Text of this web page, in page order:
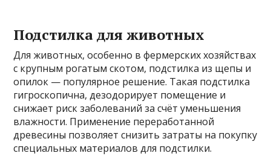
Подстилка для животных
Для животных, особенно в фермерских хозяйствах
с крупным рогатым скотом, подстилка из щепы и
опилок — популярное решение. Такая подстилка
гигроскопична, дезодорирует помещение и
снижает риск заболеваний за счёт уменьшения
влажности. Применение переработанной
древесины позволяет снизить затраты на покупку
специальных материалов для подстилки.